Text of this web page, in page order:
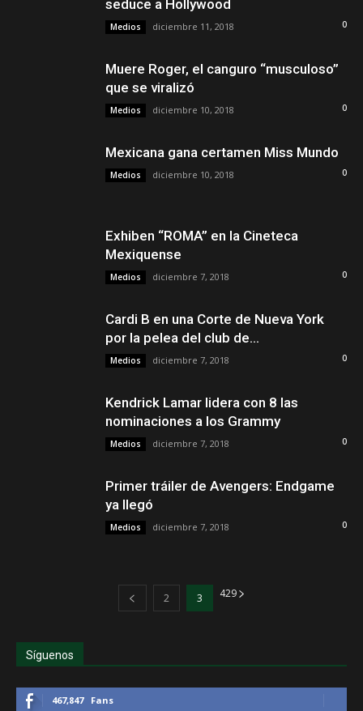
seduce a Hollywood
Medios diciembre 11, 2018 0
Muere Roger, el canguro “musculoso”
que se viralizó
Medios diciembre 10, 2018 0
Mexicana gana certamen Miss Mundo
Medios diciembre 10, 2018 0
Exhiben “ROMA” en la Cineteca
Mexiquense
Medios diciembre 7, 2018 0
Cardi B en una Corte de Nueva York
por la pelea del club de...
Medios diciembre 7, 2018 0
Kendrick Lamar lidera con 8 las
nominaciones a los Grammy
Medios diciembre 7, 2018 0
Primer tráiler de Avengers: Endgame
ya llegó
Medios diciembre 7, 2018 0
2 3 429
Síguenos
467,847 Fans